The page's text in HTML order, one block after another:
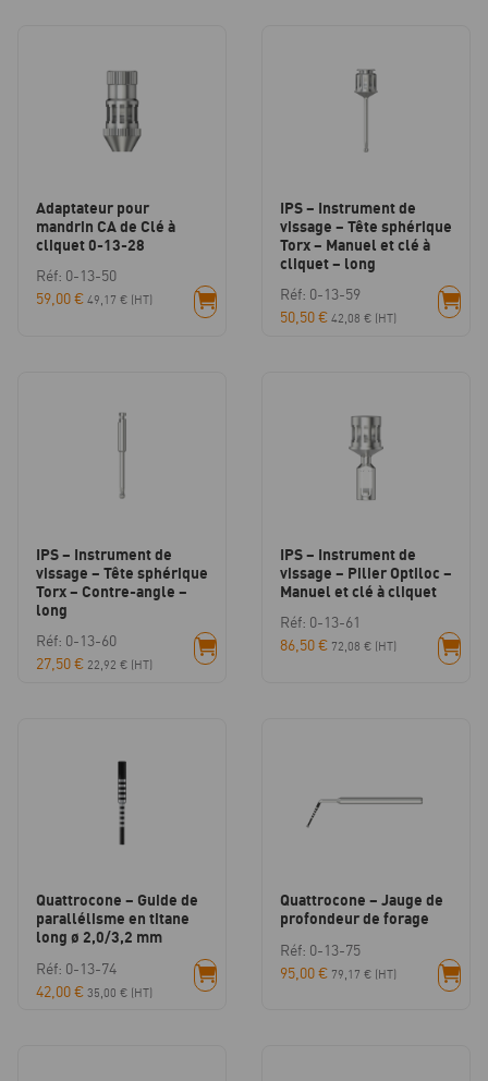
Adaptateur pour
mandrin CA de Clé à
cliquet 0-13-28
Réf: 0-13-50
59,00€ 49,17 € (HT)
IPS – Instrument de
vissage – Tête sphérique
Torx – Manuel et clé à
cliquet – long
Réf: 0-13-59
50,50€ 42,08 € (HT)
IPS – Instrument de
vissage – Tête sphérique
Torx – Contre-angle –
long
Réf: 0-13-60
27,50€ 22,92 € (HT)
IPS – Instrument de
vissage – Pilier Optiloc –
Manuel et clé à cliquet
Réf: 0-13-61
86,50€ 72,08 € (HT)
Quattrocone – Guide de
parallélisme en titane
long ø 2,0/3,2 mm
Réf: 0-13-74
42,00€ 35,00 € (HT)
Quattrocone – Jauge de
profondeur de forage
Réf: 0-13-75
95,00€ 79,17 € (HT)